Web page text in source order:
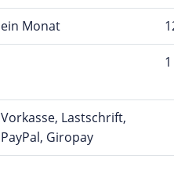
ein Monat
Vorkasse, Lastschrift,
PayPal, Giropay